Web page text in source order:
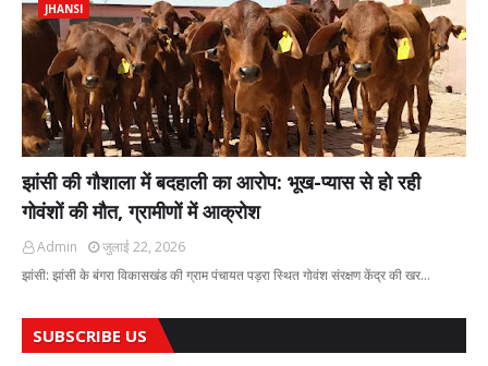
JHANSI
झांसी की गौशाला में बदहाली का आरोप: भूख-प्यास से हो रही
गोवंशों की मौत, ग्रामीणों में आक्रोश
Admin
जुलाई 22, 2026
झांसी: झांसी के बंगरा विकासखंड की ग्राम पंचायत पड़रा स्थित गोवंश संरक्षण केंद्र की खर…
SUBSCRIBE US